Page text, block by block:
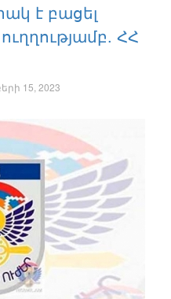
է բացել
ՀՀ
15, 2023